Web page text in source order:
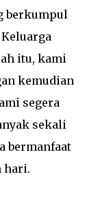
berkumpul
itu, kami
kemudian
segera
sekali
bermanfaat
hari.